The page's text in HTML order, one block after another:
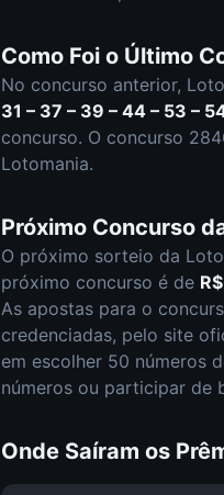
Como Foi o Último
No concurso anterior,
31 – 37 – 39 – 44 – 53 –
concurso. O concurso
Lotomania.
Próximo Concurso
O próximo sorteio da
próximo concurso é de
As apostas para o
credenciadas, pelo site
em escolher 50 números
números ou participar de
Onde Saíram os